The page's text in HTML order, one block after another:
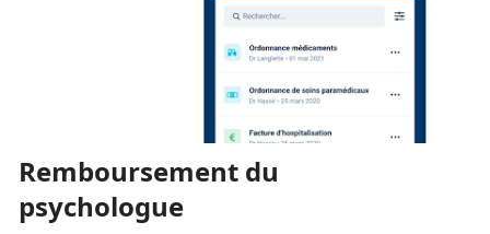
Remboursement du
psychologue